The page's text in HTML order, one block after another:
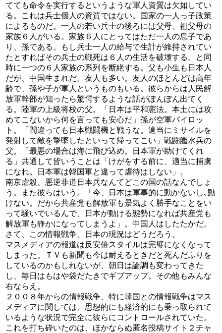
てても命令を実行するというような軍人資質は欠如してい
る。これは兵士個人の資質ではない。国家の一人っ子政策
によるものだ。一人の若い兵士の後ろには父母、祖父母の
家族６人がいる。家族６人にとってはただ一人の息子であ
り、孫である。もし兵士一人の給与で生計が維持されてい
たとすればその兵士の戦死は６人の生活を破壊する。と同
時に一つの６人家族の系列を断絶する。父も小生も日本人
だが、中国生まれだ。友人も多い。友人のほとんどは高年
齢で、孫や子が軍人というものもいる。彼らからは人民解
放軍幹部が知ったら驚愕するような話がぽんぽん出てく
る。陸軍の上級将校の父。「日本は平和憲法。本土には攻
めてこないから何を言っても安心だ」孫が空軍パイロッ
ト。「間違っても日本戦闘機と戦うな。適当にミサイルを
発射して敵を撃墜したといって帰ってこい」戦闘艦水兵の
父。「最悪の場合は海に飛び込め。日本軍が助けてくれ
る」共通して皆いうことは「けがをする前に、適当に捕虜
になれ。日本軍は韓国軍と違って虐待はしない」。
南京虐殺、悪逆非道日本兵なんてどこの国の話なんでしょ
う。また彼らはいう。「今、日本は軍事的に動かないし､動
けない。だから共産党も解放軍も景気よく勝手なことをい
って騒いでいるんで、日本が動ける態勢になれば共産党も
解放軍も静かになってしまうよ」。中国人はしたたかだ。
さて、この情報戦争、日本の現況はどうだろう。
マスメディアの報道は反安倍スタイルは完璧になくなって
しまった。ＴＶも新聞も今は耐えるときだと死んだふりを
しているのかもしれないが、朝日は論調も変わってきた
し、毎日はもはや袋だたきでギブアップ。その他もみんな
右ならえ。
２００８年からの情報戦争、特に韓国との情報戦争はマス
メディアに関しては、思想的にも経済的にも乗っ取られて
いるような状況で完全に彼らにコントロールされていた。
これを打ち砕いたのは、ほかならぬ匿名投稿サイト２チャ